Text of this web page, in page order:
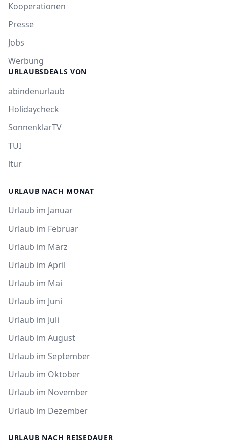
Kooperationen
Presse
Jobs
Werbung
URLAUBSDEALS VON
abindenurlaub
Holidaycheck
SonnenklarTV
TUI
ltur
URLAUB NACH MONAT
Urlaub im Januar
Urlaub im Februar
Urlaub im März
Urlaub im April
Urlaub im Mai
Urlaub im Juni
Urlaub im Juli
Urlaub im August
Urlaub im September
Urlaub im Oktober
Urlaub im November
Urlaub im Dezember
URLAUB NACH REISEDAUER